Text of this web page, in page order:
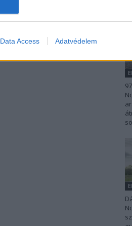
Data Access Adatvédelem